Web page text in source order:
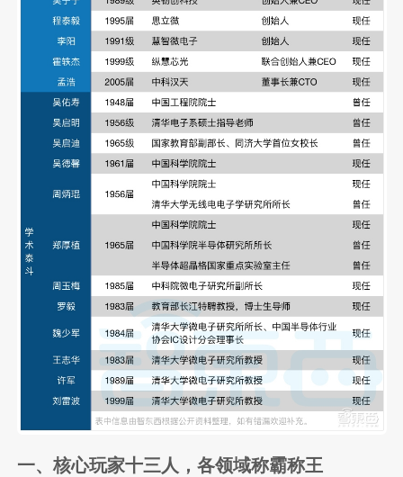
一、核心玩家十三人，各领域称霸称王